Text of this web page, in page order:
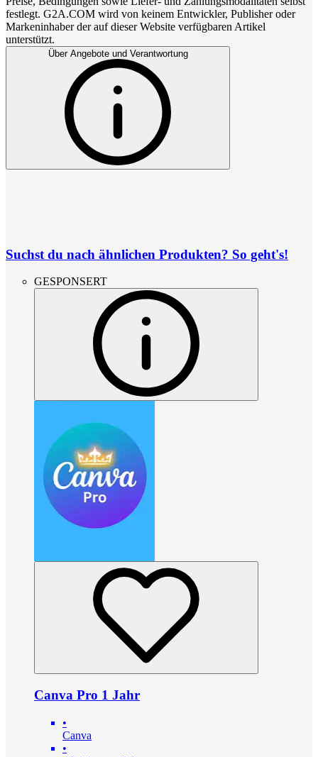
festlegt. G2A.COM wird von keinem Entwickler, Publisher oder
Markeninhaber der auf dieser Website verfügbaren Artikel
unterstützt.
Über Angebote und Verantwortung
Suchst du nach ähnlichen Produkten? So geht's!
GESPONSERT
Canva Pro 1 Jahr
•
Canva
•